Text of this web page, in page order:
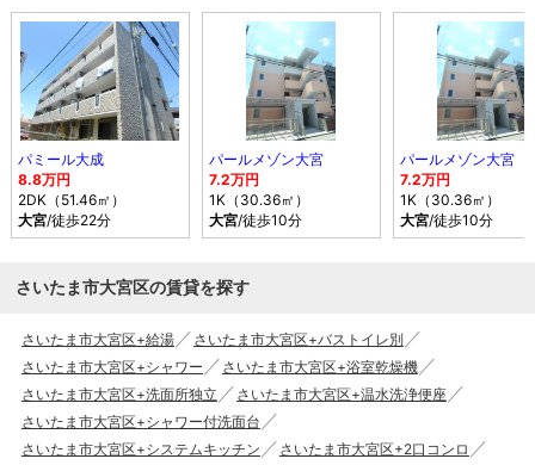
パミール大成
8.8万円
2DK（51.46㎡）
大宮/徒歩22分
パールメゾン大宮
7.2万円
1K（30.36㎡）
大宮/徒歩10分
パールメゾン大宮
7.2万円
1K（30.36㎡）
大宮/徒歩10分
さいたま市大宮区の賃貸を探す
さいたま市大宮区+給湯
さいたま市大宮区+バストイレ別
さいたま市大宮区+シャワー
さいたま市大宮区+浴室乾燥機
さいたま市大宮区+洗面所独立
さいたま市大宮区+温水洗浄便座
さいたま市大宮区+シャワー付洗面台
さいたま市大宮区+システムキッチン
さいたま市大宮区+2口コンロ